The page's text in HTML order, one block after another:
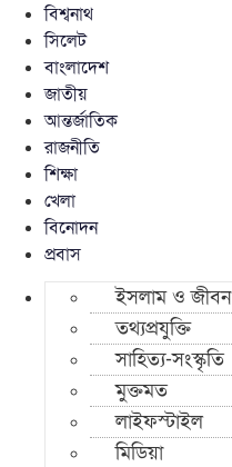
বিশ্বনাথ
সিলেট
বাংলাদেশ
জাতীয়
আন্তর্জাতিক
রাজনীতি
শিক্ষা
খেলা
বিনোদন
প্রবাস
ইসলাম ও জীবন
তথ্যপ্রযুক্তি
সাহিত্য-সংস্কৃতি
মুক্তমত
লাইফস্টাইল
মিডিয়া